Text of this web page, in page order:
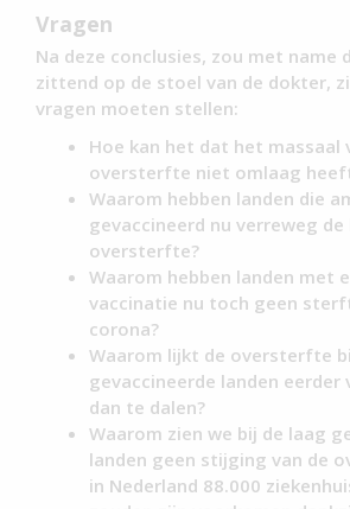
Vragen
Na deze conclusies, zou met name
zittend op de stoel van de dokter,
vragen moeten stellen:
Hoe kan het dat het massaal
oversterfte niet omlaag
Waarom hebben landen die
gevaccineerd nu verreweg
oversterfte?
Waarom hebben landen met
vaccinatie nu toch geen
corona?
Waarom lijkt de oversterfte
gevaccineerde landen
dan te dalen?
Waarom zien we bij de laag
landen geen stijging van de
in Nederland 88.000